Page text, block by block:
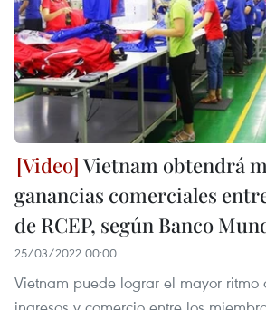
Vietnam obtendrá
ganancias comerciales
de RCEP, según Banco
25/03/2022 00:00
Vietnam puede lograr el mayor ritmo